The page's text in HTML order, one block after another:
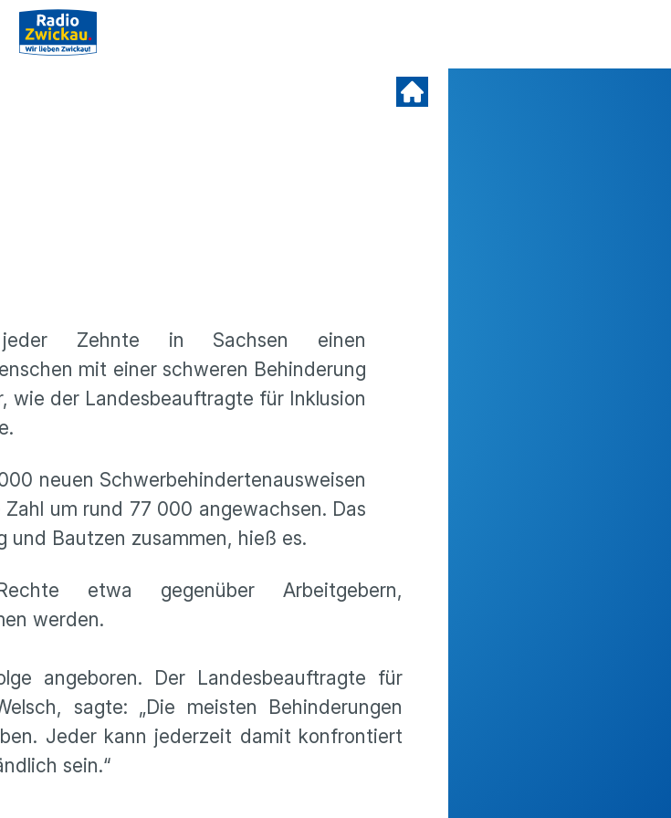
Zehnte in Sachsen einen
mit einer schweren Behinderung
wie der Landesbeauftragte für Inklusion
neuen Schwerbehindertenausweisen
um rund 77 000 angewachsen. Das
Bautzen zusammen, hieß es.
etwa gegenüber Arbeitgebern,
werden.
angeboren. Der Landesbeauftragte für
sagte: „Die meisten Behinderungen
Jeder kann jederzeit damit konfrontiert
sein.“